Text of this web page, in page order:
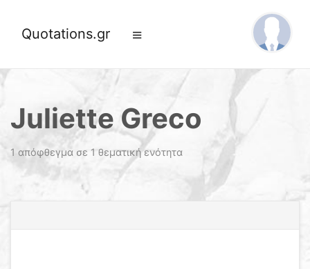
Quotations.gr
Juliette Greco
1 απόφθεγμα σε 1 θεματική ενότητα